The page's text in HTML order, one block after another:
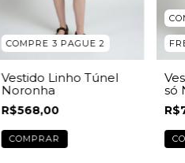
COMPRE 3 PAGUE 2
Vestido Linho Túnel
Noronha
R$568,00
COMPRAR
só